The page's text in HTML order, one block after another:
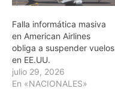
Falla informática masiva
en American Airlines
obliga a suspender vuelos
en EE.UU.
julio 29, 2026
En «NACIONALES»